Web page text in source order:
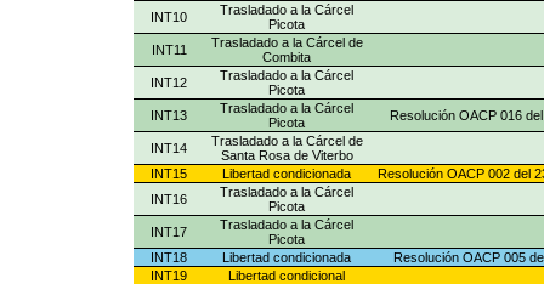
INT10
Trasladado a la Cárcel
Picota
INT11
Trasladado a la Cárcel de
Combita
INT12
Trasladado a la Cárcel
Picota
INT13
Trasladado a la Cárcel
Picota
Resolución OACP 016
INT14
Trasladado a la Cárcel de
Santa Rosa de Viterbo
INT15
Libertad condicionada
Resolución OACP 002 del
INT16
Trasladado a la Cárcel
Picota
INT17
Trasladado a la Cárcel
Picota
INT18
Libertad condicionada
Resolución OACP 005
INT19
Libertad condicional